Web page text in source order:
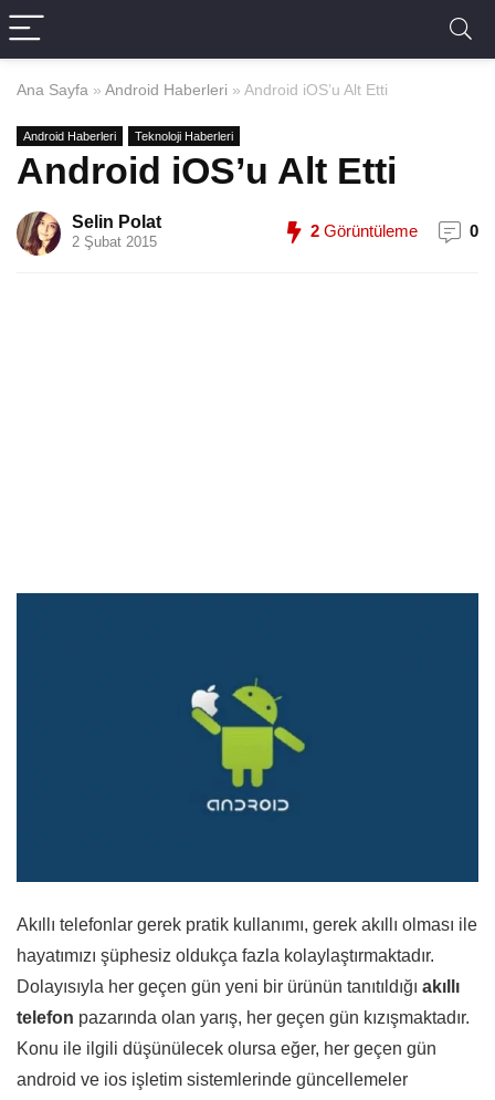
Ana Sayfa » Android Haberleri » Android iOS’u Alt Etti
Android Haberleri Teknoloji Haberleri
Android iOS’u Alt Etti
Selin Polat
2 Şubat 2015
2 Görüntüleme 0
Akıllı telefonlar gerek pratik kullanımı, gerek akıllı olması ile
hayatımızı şüphesiz oldukça fazla kolaylaştırmaktadır.
Dolayısıyla her geçen gün yeni bir ürünün tanıtıldığı akıllı
telefon pazarında olan yarış, her geçen gün kızışmaktadır.
Konu ile ilgili düşünülecek olursa eğer, her geçen gün
android ve ios işletim sistemlerinde güncellemeler